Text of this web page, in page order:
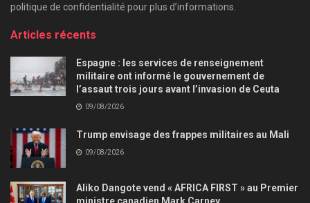
politique de confidentialité pour plus d’informations.
Articles récents
Espagne : les services de renseignement
militaire ont informé le gouvernement de
l’assaut trois jours avant l’invasion de Ceuta
09/08/2026
Trump envisage des frappes militaires au Mali
09/08/2026
Aliko Dangote vend « AFRICA FIRST » au Premier